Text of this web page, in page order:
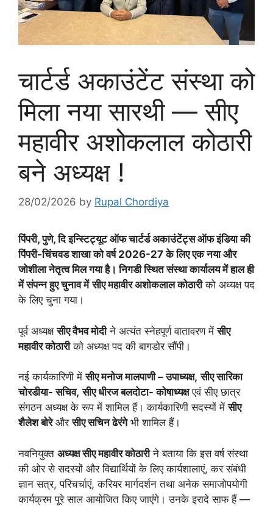
चार्टर्ड अकाउंटेंट संस्था को
मिला नया सारथी — सीए
महावीर अशोकलाल कोठारी
बने अध्यक्ष !
28/02/2026 by Rupal Chordiya
पिंपरी, पुणे, दि इन्स्टिट्यूट ऑफ चार्टर्ड अकाउंटेंट्स ऑफ इंडिया की
पिंपरी-चिंचवड शाखा को वर्ष 2026-27 के लिए एक नया और
जोशीला नेतृत्व मिल गया है। निगडी स्थित संस्था कार्यालय में हाल ही
में संपन्न हुए चुनाव में सीए महावीर अशोकलाल कोठारीको अध्यक्ष पद
के लिए चुना गया।
पूर्व अध्यक्षसीए वैभव मोदीने अत्यंत स्नेहपूर्ण वातावरण मेंसीए
महावीर कोठारीको अध्यक्ष पद की बागडोर सौंपी।
नई कार्यकारिणी मेंसीए मनोज मालपाणी – उपाध्यक्ष, सीए सारिका
चोरडीया- सचिव, सीए धीरज बलदोटा- कोषाध्यक्षएवं सीए छात्र
संगठन अध्यक्ष के रूप में शामिल हैं। कार्यकारिणी सदस्यों मेंसीए
शैलेश बोरेऔरसीए सचिन ढेरंगेभी शामिल हैं।
नवनियुक्त अध्यक्ष सीए महावीर कोठारीने बताया कि इस वर्ष संस्था
की ओर से सदस्यों और विद्यार्थियों के लिए कार्यशालाएं, कर संबंधी
ज्ञान सत्र, परिचर्चाएं, करियर मार्गदर्शन तथा अनेक समाजोपयोगी
कार्यक्रम पूरे साल आयोजित किए जाएंगे। उनके इरादे साफ हैं —